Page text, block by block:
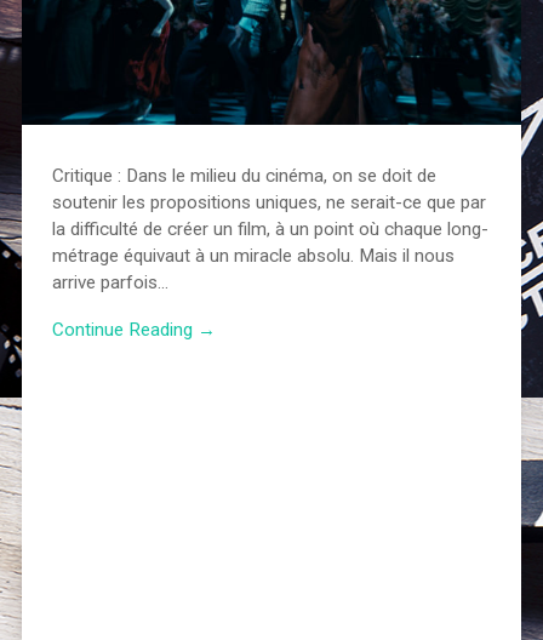
Critique : Dans le milieu du cinéma, on se doit de
soutenir les propositions uniques, ne serait-ce que par
la difficulté de créer un film, à un point où chaque long-
métrage équivaut à un miracle absolu. Mais il nous
arrive parfois…
Continue Reading →